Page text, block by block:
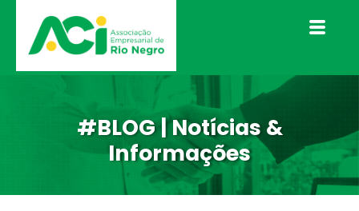
#BLOG | Notícias &
Informações